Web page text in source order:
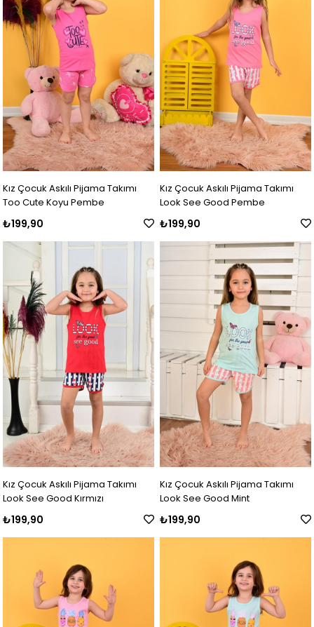
Kız Çocuk Askılı Pijama Takımı
Too Cute Koyu Pembe
₺199,90
Kız Çocuk Askılı Pijama Takımı
Look See Good Pembe
₺199,90
Kız Çocuk Askılı Pijama Takımı
Look See Good Kırmızı
₺199,90
Kız Çocuk Askılı Pijama Takımı
Look See Good Mint
₺199,90